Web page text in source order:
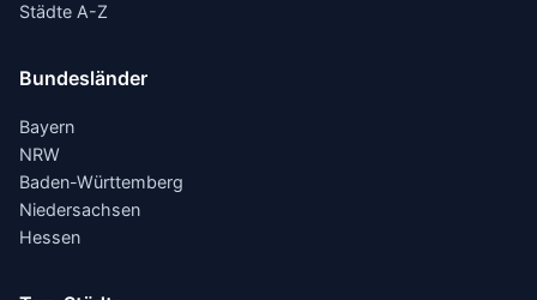
Städte A-Z
Bundesländer
Bayern
NRW
Baden-Württemberg
Niedersachsen
Hessen